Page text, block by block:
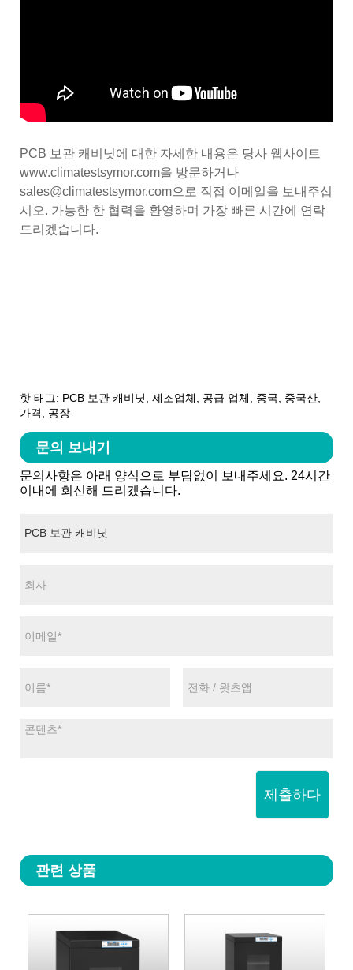
PCB 보관 캐비닛에 대한 자세한 내용은 당사 웹사이트
www.climatestsymor.com을 방문하거나
sales@climatestsymor.com으로 직접 이메일을 보내주십
시오. 가능한 한 협력을 환영하며 가장 빠른 시간에 연락
드리겠습니다.
핫 태그: PCB 보관 캐비닛, 제조업체, 공급 업체, 중국, 중국산,
가격, 공장
문의 보내기
문의사항은 아래 양식으로 부담없이 보내주세요. 24시간
이내에 회신해 드리겠습니다.
제출하다
관련 상품